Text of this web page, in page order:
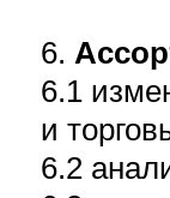
6.
6.1
и
6.2